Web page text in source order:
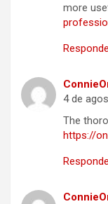
more
4 de
The
https://